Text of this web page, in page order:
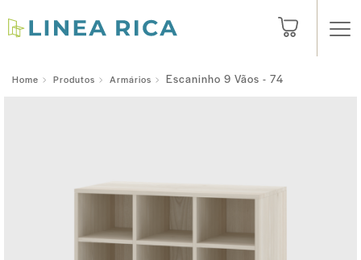
Home Produtos Armários Escaninho 9 Vãos - 74